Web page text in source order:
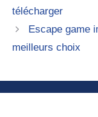
télécharger
Escape game
meilleurs choix